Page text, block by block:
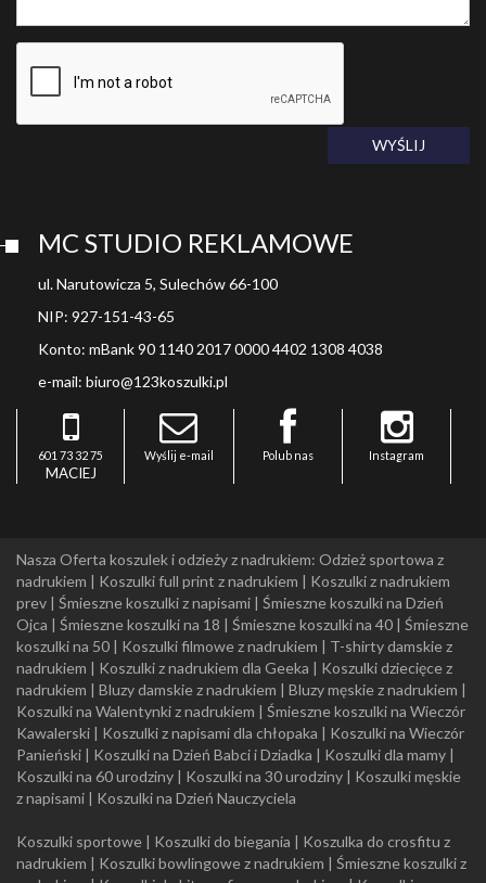
WYŚLIJ
MC STUDIO REKLAMOWE
ul. Narutowicza 5, Sulechów 66-100
NIP: 927-151-43-65
Konto: mBank 90 1140 2017 0000 4402 1308 4038
e-mail: biuro@123koszulki.pl
601 73 32 75
MACIEJ
Wyślij e-mail Polub nas Instagram
Nasza Oferta koszulek i odzieży z nadrukiem: Odzież sportowa z
nadrukiem | Koszulki full print z nadrukiem | Koszulki z nadrukiem
prev | Śmieszne koszulki z napisami | Śmieszne koszulki na Dzień
Ojca | Śmieszne koszulki na 18 | Śmieszne koszulki na 40 | Śmieszne
koszulki na 50 | Koszulki filmowe z nadrukiem | T-shirty damskie z
nadrukiem | Koszulki z nadrukiem dla Geeka | Koszulki dziecięce z
nadrukiem | Bluzy damskie z nadrukiem | Bluzy męskie z nadrukiem |
Koszulki na Walentynki z nadrukiem | Śmieszne koszulki na Wieczór
Kawalerski | Koszulki z napisami dla chłopaka | Koszulki na Wieczór
Panieński | Koszulki na Dzień Babci i Dziadka | Koszulki dla mamy |
Koszulki na 60 urodziny | Koszulki na 30 urodziny | Koszulki męskie
z napisami | Koszulki na Dzień Nauczyciela
Koszulki sportowe | Koszulki do biegania | Koszulka do crosfitu z
nadrukiem | Koszulki bowlingowe z nadrukiem | Śmieszne koszulki z